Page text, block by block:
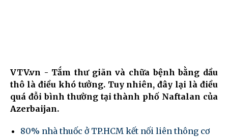
VTV.vn - Tắm thư giãn và chữa bệnh bằng dầu
thô là điều khó tưởng. Tuy nhiên, đây lại là điều
quá đỗi bình thường tại thành phố Naftalan của
Azerbaijan.
80% nhà thuốc ở TP.HCM kết nối liên thông cơ